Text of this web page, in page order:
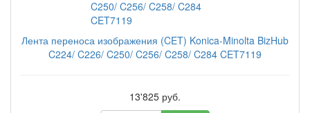
Лента переноса изображения (CET) Konica-Minolta BizHub
C224/ C226/ C250/ C256/ C258/ C284 CET7119
13'825 руб.